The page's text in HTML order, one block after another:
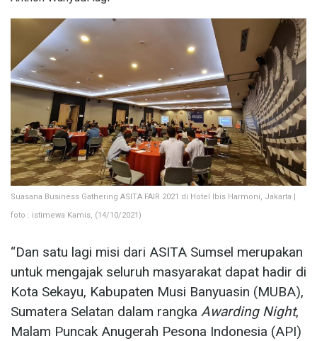
Suasana Business Gathering ASITA FAIR 2021 di Hotel Ibis Harmoni, Jakarta |
foto : istimewa Kamis, (14/10/2021)
“Dan satu lagi misi dari ASITA Sumsel merupakan
untuk mengajak seluruh masyarakat dapat hadir di
Kota Sekayu, Kabupaten Musi Banyuasin (MUBA),
Sumatera Selatan dalam rangka Awarding Night,
Malam Puncak Anugerah Pesona Indonesia (API)